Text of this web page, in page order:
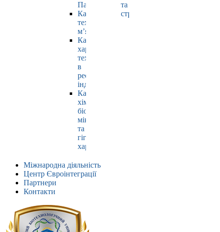
Павлюк
Кафедра
технології
м’яса
Кафедра
харчових
технологій
в
ресторанній
індустрії
Кафедра
хімії,
біохімії,
мікробіології
та
гігієни
харчування
та
страхування
Міжнародна діяльність
Центр Євроінтеграції
Партнери
Контакти